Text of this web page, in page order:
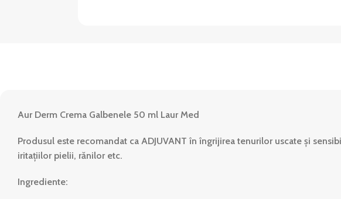
Aur Derm Crema Galbenele 50 ml Laur Med
Produsul este recomandat ca ADJUVANT în îngrijirea tenurilor uscate şi
iritaţiilor pielii, rănilor etc.
Ingrediente: